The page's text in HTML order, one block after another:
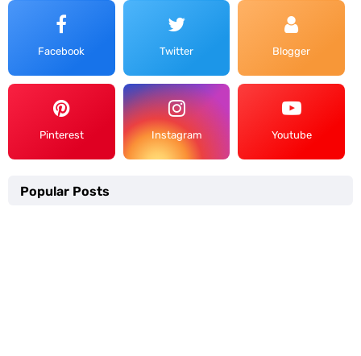
Facebook Twitter Blogger
Pinterest Instagram Youtube
Popular Posts